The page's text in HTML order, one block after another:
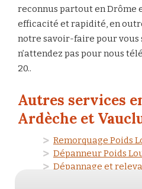
reconnus partout en Drôme
efficacité et rapidité, en
notre savoir-faire pour vous
n’attendez pas pour nous
20..
Autres services
Ardèche et
Remorquage Poids
Dépanneur Poids
Dépannage et